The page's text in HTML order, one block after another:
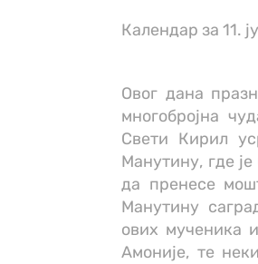
Календар за 11.
Овог дана
многобројна
Свети Кирил
Манутину, где
да пренесе
Манутину
ових мученика
Амоније, те